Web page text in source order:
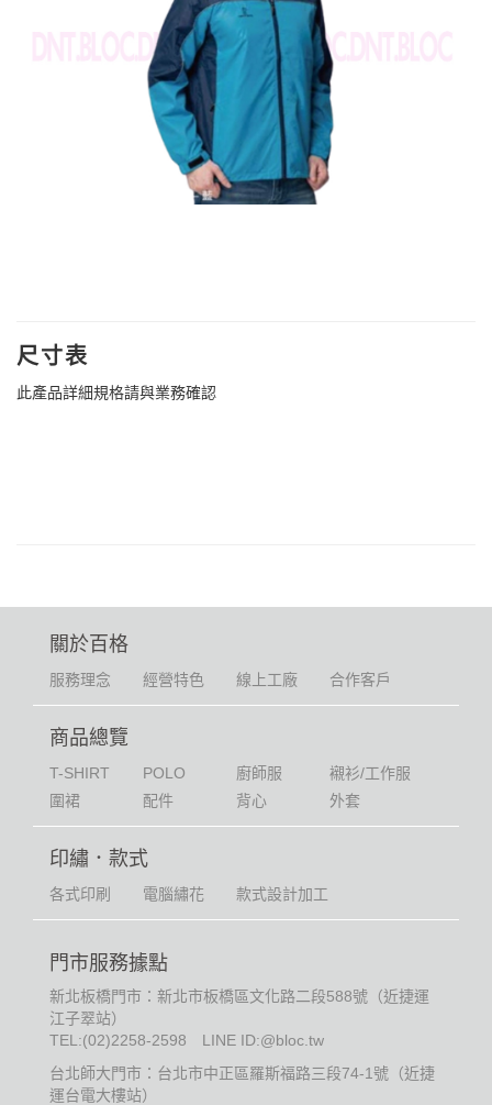
尺寸表
此產品詳細規格請與業務確認
關於百格
服務理念 經營特色 線上工廠 合作客戶
商品總覽
T-SHIRT POLO 廚師服
襯衫/工作服
圍裙
配件 背心 外套
印繡．款式
各式印刷 電腦繡花 款式設計加工
門市服務據點
新北板橋門市：新北市板橋區文化路二段588號（近捷運
江子翠站）
TEL:(02)2258-2598
LINE ID:@bloc.tw
台北師大門市：台北市中正區羅斯福路三段74-1號（近捷
運台電大樓站）